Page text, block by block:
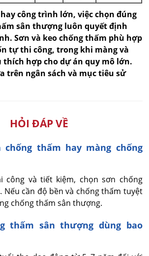
công trình lớn, việc chọn đúng
sân thượng luôn quyết định
Sơn và keo chống thấm phù hợp
tự thi công, trong khi màng và
thích hợp cho dự án quy mô lớn.
trên ngân sách và mục tiêu sử
HỎI ĐÁP VỀ
chống thấm hay màng chống
công và tiết kiệm, chọn sơn chống
Nếu cần độ bền và chống thấm tuyệt
chống thấm sân thượng.
thấm sân thượng dùng bao